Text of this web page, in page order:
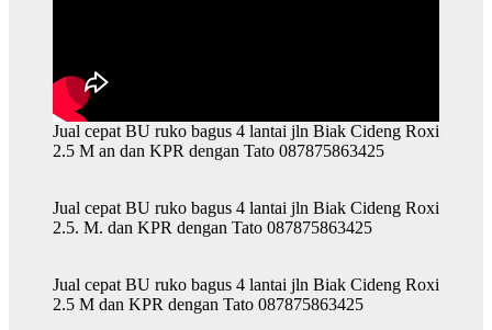
Jual cepat BU ruko bagus 4 lantai jln Biak Cideng Roxi
2.5 M an dan KPR dengan Tato 087875863425
Jual cepat BU ruko bagus 4 lantai jln Biak Cideng Roxi
2.5. M. dan KPR dengan Tato 087875863425
Jual cepat BU ruko bagus 4 lantai jln Biak Cideng Roxi
2.5 M dan KPR dengan Tato 087875863425